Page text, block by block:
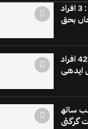
باراتیوں کی کار نہر میں جاگری : 3 افراد
بحق
کراچی میں 5روز میں گرمی سے 427 افراد
ایدھی
ساتھ
گرگئی